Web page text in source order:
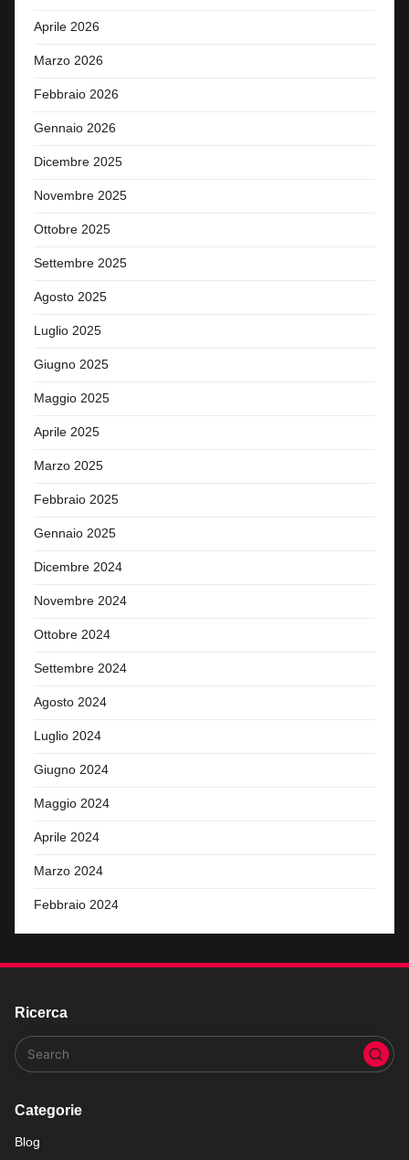
Aprile 2026
Marzo 2026
Febbraio 2026
Gennaio 2026
Dicembre 2025
Novembre 2025
Ottobre 2025
Settembre 2025
Agosto 2025
Luglio 2025
Giugno 2025
Maggio 2025
Aprile 2025
Marzo 2025
Febbraio 2025
Gennaio 2025
Dicembre 2024
Novembre 2024
Ottobre 2024
Settembre 2024
Agosto 2024
Luglio 2024
Giugno 2024
Maggio 2024
Aprile 2024
Marzo 2024
Febbraio 2024
Ricerca
Categorie
Blog